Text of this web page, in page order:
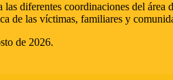
diferentes coordinaciones del
de las víctimas, familiares y
de 2026.